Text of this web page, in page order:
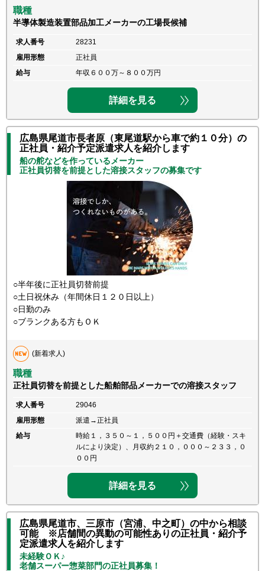
職種
半導体製造装置部品加工メーカーの工場長候補
求人番号
28231
雇用形態
正社員
給与
年収６００万～８００万円
詳細を見る
広島県尾道市長者原（東尾道駅から車で約１０分）の
正社員・紹介予定派遣求人を紹介します
船の舵などを作っているメーカー
正社員切替を前提とした溶接スタッフの募集です
○半年後に正社員切替前提
○土日祝休み（年間休日１２０日以上）
○日勤のみ
○ブランクある方もＯＫ
(新着求人)
職種
正社員切替を前提とした船舶部品メーカーでの溶接スタッフ
求人番号
29046
雇用形態
派遣→正社員
給与
時給１，３５０～１，５００円＋交通費（経験・スキ
ルにより決定）、月収約２１０，０００～２３３，０
００円
詳細を見る
広島県尾道市、三原市（宮浦、中之町）の中から相談
可能 ※店舗間の異動の可能性ありの正社員・紹介予
定派遣求人を紹介します
未経験ＯＫ♪
老舗スーパー惣菜部門の正社員募集！